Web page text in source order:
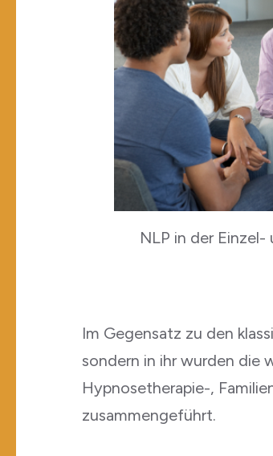
NLP in der
Im Gegensatz zu den
sondern in ihr wurden die
Hypnosetherapie-,
zusammengeführt.